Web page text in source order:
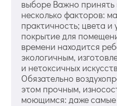
выборе Важно
несколько факторов:
практичность; цвета
покрытие для
времени находится
экологичным,
и нетоксичных
Обязательно
этом прочным,
моющимся: даже самые